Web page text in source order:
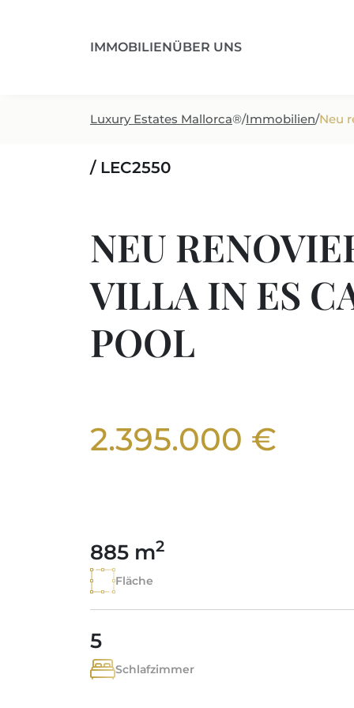
IMMOBILIENÜBER UNS
Luxury Estates Mallorca®/Immobilien/Neu
/ LEC2550
NEU
VILLA IN ES
POOL
2.395.000 €
885 m2
Fläche
5
Schlafzimmer